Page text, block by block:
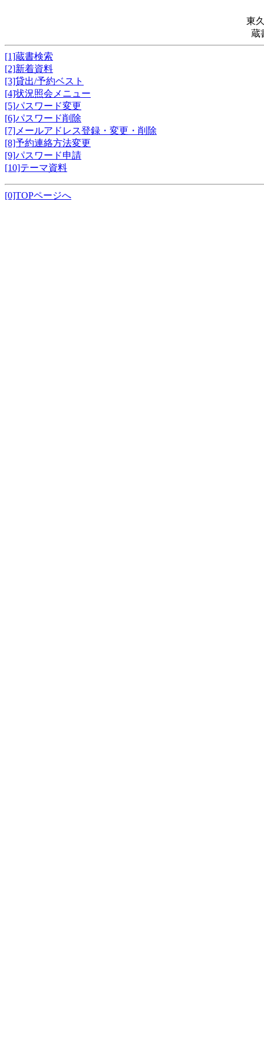
東
蔵
[1]蔵書検索
[2]新着資料
[3]貸出/予約ベスト
[4]状況照会メニュー
[5]パスワード変更
[6]パスワード削除
[7]メールアドレス登録・変更・削除
[8]予約連絡方法変更
[9]パスワード申請
[10]テーマ資料
[0]TOPページへ